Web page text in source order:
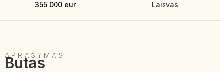
355 000 eur
Laisvas
APRAŠYMAS
Butas